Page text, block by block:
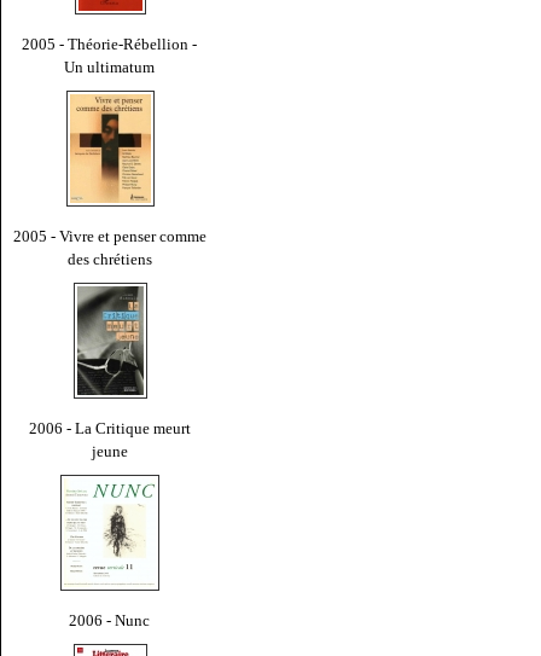
2005 - Théorie-Rébellion -
Un ultimatum
2005 - Vivre et penser comme
des chrétiens
2006 - La Critique meurt
jeune
2006 - Nunc